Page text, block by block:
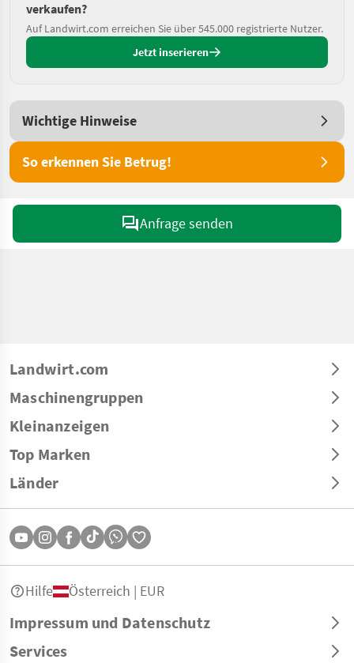
verkaufen?
Auf Landwirt.com erreichen Sie über 545.000 registrierte Nutzer.
Jetzt inserieren
Wichtige Hinweise
So erkennen Sie Betrug!
Anfrage senden
Landwirt.com
Maschinengruppen
Kleinanzeigen
Top Marken
Länder
Impressum und Datenschutz
Services
Hilfe Österreich | EUR